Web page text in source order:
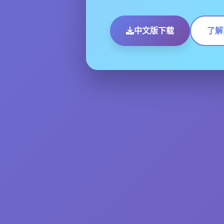
中文版下载 了